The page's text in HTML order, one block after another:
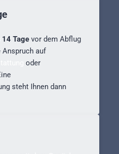
Tage vor dem Abflug
Anspruch auf
oder
steht Ihnen dann